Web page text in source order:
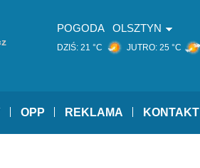
POGODA OLSZTYN
DZIŚ: 21 °C JUTRO: 25 °C
OPP REKLAMA KONTAKT